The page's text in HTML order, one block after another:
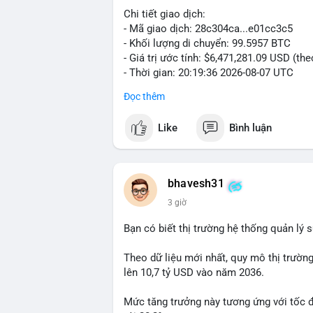
Chi tiết giao dịch:
- Mã giao dịch: 28c304ca...e01cc3c5
- Khối lượng di chuyển: 99.5957 BTC
- Giá trị ước tính: $6,471,281.09 USD
- Thời gian: 20:19:36 2026-08-07 UTC
Nhận định phân tích: Khối lượng 99.6
thường gặp ở hai kịch bản: cá voi nạp
hoặc chuyển sang ví lạnh nhằm tích
BTC vào ví nóng sàn, khả năng cao là
hoạt động, đó là tín hiệu gom hàng chiến
tránh hành động theo cảm xúc. Xác
#99dot6btc #capvoichuyentien
Đọc thêm
Like Bình luận
bhavesh31
3 giờ
Bạn có biết thị trường hệ thống quản lý
Theo dữ liệu mới nhất, quy mô thị
lên 10,7 tỷ USD vào năm 2036.
Mức tăng trưởng này tương ứng với tốc